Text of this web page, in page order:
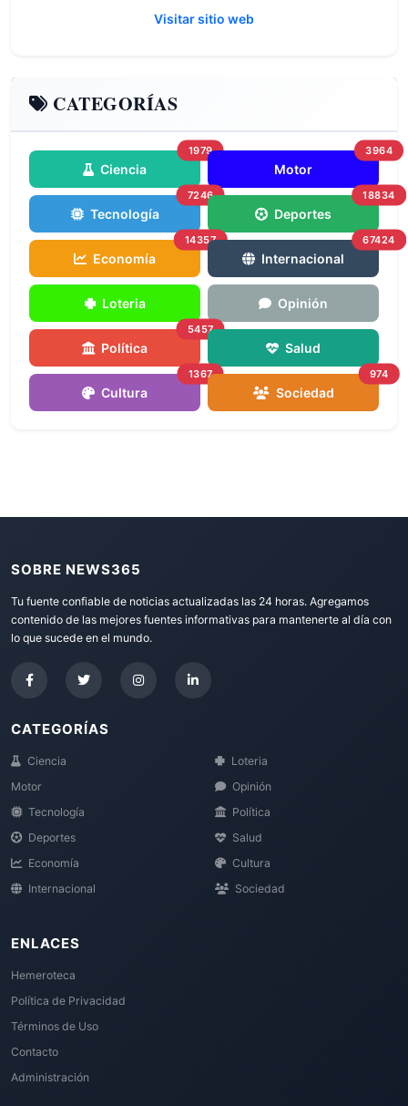
Visitar sitio web
CATEGORÍAS
Ciencia
1979
Motor
3964
Tecnología
7246
Deportes
18834
Economía
14357
Internacional
67424
Loteria Opinión
Política
5457
Salud
Cultura
1367
Sociedad
974
SOBRE NEWS365
Tu fuente confiable de noticias actualizadas las 24 horas. Agregamos
contenido de las mejores fuentes informativas para mantenerte al día con
lo que sucede en el mundo.
CATEGORÍAS
Ciencia
Motor
Tecnología
Deportes
Economía
Internacional
Loteria
Opinión
Política
Salud
Cultura
Sociedad
ENLACES
Hemeroteca
Política de Privacidad
Términos de Uso
Contacto
Administración